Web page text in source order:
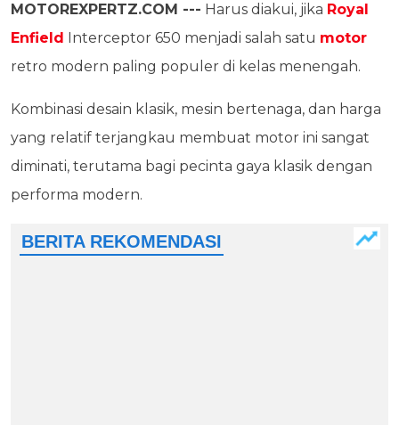
MOTOREXPERTZ.COM --- Harus diakui, jika Royal
Enfield
Interceptor 650 menjadi salah satu motor
retro modern paling populer di kelas menengah.
Kombinasi desain klasik, mesin bertenaga, dan harga
yang relatif terjangkau membuat motor ini sangat
diminati, terutama bagi pecinta gaya klasik dengan
performa modern.